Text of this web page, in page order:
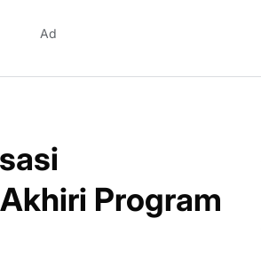
Ad
Program